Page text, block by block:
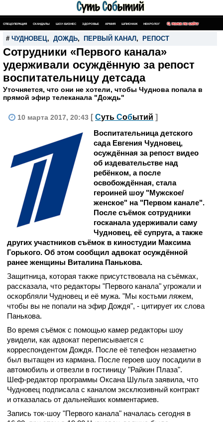
СПЕЦОПЕРАЦИЯ СКАНДАЛЫ ШОУ-БИЗНЕС ЗДОРОВЬЕ АРМИЯ ШПИОНАЖ НЕКРОЛОГ ПОИСК ПО САЙТУ
# ЧУДНОВЕЦ, ДОЖДЬ, ПЕРВЫЙ КАНАЛ , РЕПОСТ
Сотрудники «Первого канала»
удерживали осуждённую за репост
воспитательницу детсада
Уточняется, что они не хотели, чтобы Чуднова попала в
прямой эфир телеканала "Дождь"
10 марта 2017, 20:43 [ Суть Событий ]
Воспитательница детского
сада Евгения Чудновец,
осуждённая за репост видео
об издевательстве над
ребёнком, а после
освобождённая, стала
героиней шоу "Мужское/
женское" на "Первом канале".
После съёмок сотрудники
госканала удерживали саму
Чудновец, её супруга, а также
других участников съёмок в киностудии Максима
Горького. Об этом сообщил адвокат осуждённой
ранее женщины Виталина Панькова.
Защитница, которая также присутствовала на съёмках,
рассказала, что редакторы "Первого канала" угрожали и
оскорбляли Чудновец и её мужа. "Мы костьми ляжем,
чтобы вы не попали на эфир Дождя", - цитирует их слова
Панькова.
Во время съёмок с помощью камер редакторы шоу
увидели, как адвокат переписывается с
корреспондентом Дождя. После её телефон незаметно
был вытащен из кармана. После героев шоу посадили в
автомобиль и отвезли в гостиницу "Райкин Плаза".
Шеф-редактор программы Оксана Шульга заявила, что
Чудновец подписала с каналом эксклюзивный контракт
и отказалась от дальнейших комментариев.
Запись ток-шоу "Первого канала" началась сегодня в